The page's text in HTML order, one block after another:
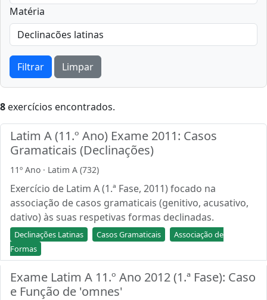
Matéria
Filtrar Limpar
8 exercícios encontrados.
Latim A (11.º Ano) Exame 2011: Casos
Gramaticais (Declinações)
11º Ano · Latim A (732)
Exercício de Latim A (1.ª Fase, 2011) focado na
associação de casos gramaticais (genitivo, acusativo,
dativo) às suas respetivas formas declinadas.
Declinações Latinas Casos Gramaticais
Associação de
Formas
Exame Latim A 11.º Ano 2012 (1.ª Fase): Caso
e Função de 'omnes'